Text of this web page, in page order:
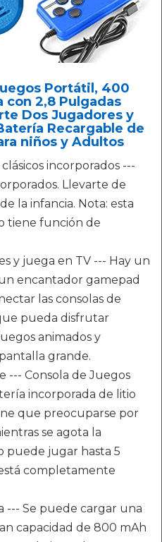
Portátil, 400
con 2,8 Pulgadas
Dos Jugadores y
Recargable de
niños y Adultos
incorporados ---
Llevarte de
la infancia. Nota: esta
tiene función de
y juega en TV --- Hay un
encantador gamepad
las consolas de
pueda disfrutar
animados y
grande.
--- Consola de Juegos
incorporada de litio
que preocuparse por
se agota la
puede jugar hasta 5
completamente
--- Se puede cargar una
capacidad de 800 mAh